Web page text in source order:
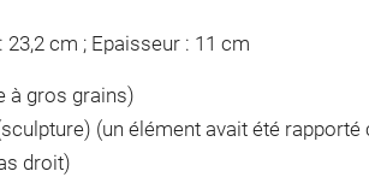
cm ; Epaisseur : 11 cm
à gros grains)
(un élément avait été
droit)